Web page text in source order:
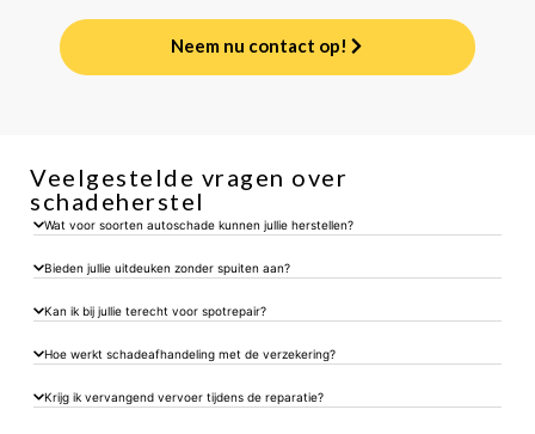
Neem nu contact op!
Veelgestelde vragen over
schadeherstel
Wat voor soorten autoschade kunnen jullie herstellen?
Bieden jullie uitdeuken zonder spuiten aan?
Kan ik bij jullie terecht voor spotrepair?
Hoe werkt schadeafhandeling met de verzekering?
Krijg ik vervangend vervoer tijdens de reparatie?